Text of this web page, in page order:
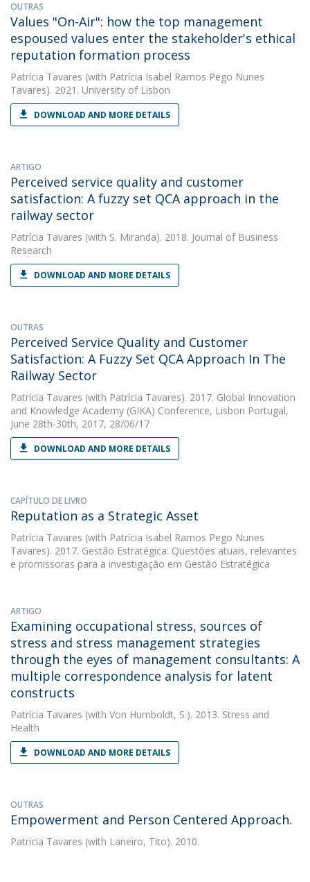
OUTRAS
Values "On-Air": how the top management
espoused values enter the stakeholder's ethical
reputation formation process
Patrícia Tavares (with Patrícia Isabel Ramos Pego Nunes
Tavares). 2021. University of Lisbon
DOWNLOAD AND MORE DETAILS
ARTIGO
Perceived service quality and customer
satisfaction: A fuzzy set QCA approach in the
railway sector
Patrícia Tavares (with S. Miranda). 2018. Journal of Business
Research
DOWNLOAD AND MORE DETAILS
OUTRAS
Perceived Service Quality and Customer
Satisfaction: A Fuzzy Set QCA Approach In The
Railway Sector
Patrícia Tavares (with Patrícia Tavares). 2017. Global Innovation
and Knowledge Academy (GIKA) Conference, Lisbon Portugal,
June 28th-30th, 2017, 28/06/17
DOWNLOAD AND MORE DETAILS
CAPÍTULO DE LIVRO
Reputation as a Strategic Asset
Patrícia Tavares (with Patrícia Isabel Ramos Pego Nunes
Tavares). 2017. Gestão Estratégica: Questões atuais, relevantes
e promissoras para a investigação em Gestão Estratégica
ARTIGO
Examining occupational stress, sources of
stress and stress management strategies
through the eyes of management consultants: A
multiple correspondence analysis for latent
constructs
Patrícia Tavares (with Von Humboldt, S.). 2013. Stress and
Health
DOWNLOAD AND MORE DETAILS
OUTRAS
Empowerment and Person Centered Approach.
Patrícia Tavares (with Laneiro, Tito). 2010.